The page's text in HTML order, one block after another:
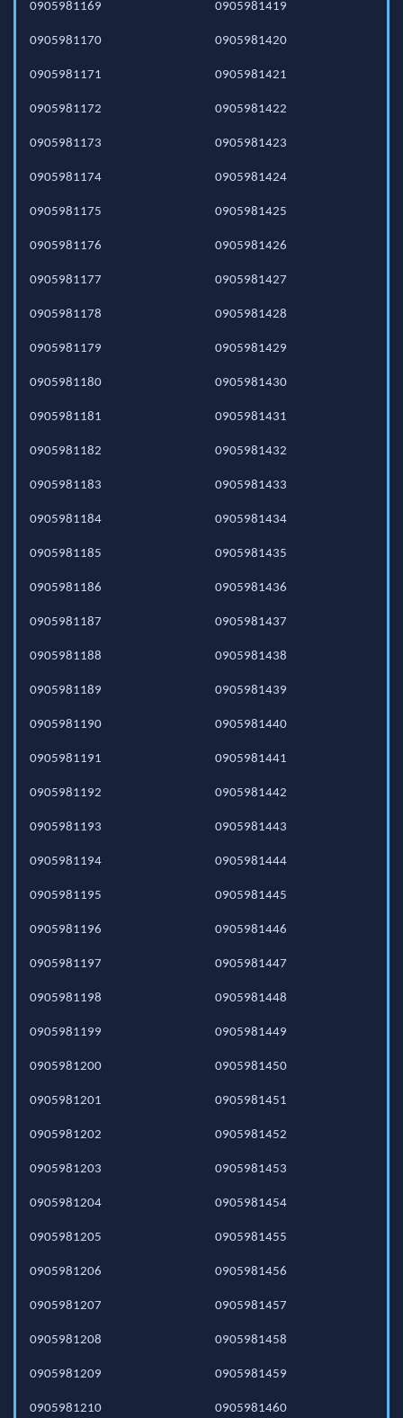
0905981169
0905981170
0905981171
0905981172
0905981173
0905981174
0905981175
0905981176
0905981177
0905981178
0905981179
0905981180
0905981181
0905981182
0905981183
0905981184
0905981185
0905981186
0905981187
0905981188
0905981189
0905981190
0905981191
0905981192
0905981193
0905981194
0905981195
0905981196
0905981197
0905981198
0905981199
0905981200
0905981201
0905981202
0905981203
0905981204
0905981205
0905981206
0905981207
0905981208
0905981209
0905981210
0905981419
0905981420
0905981421
0905981422
0905981423
0905981424
0905981425
0905981426
0905981427
0905981428
0905981429
0905981430
0905981431
0905981432
0905981433
0905981434
0905981435
0905981436
0905981437
0905981438
0905981439
0905981440
0905981441
0905981442
0905981443
0905981444
0905981445
0905981446
0905981447
0905981448
0905981449
0905981450
0905981451
0905981452
0905981453
0905981454
0905981455
0905981456
0905981457
0905981458
0905981459
0905981460